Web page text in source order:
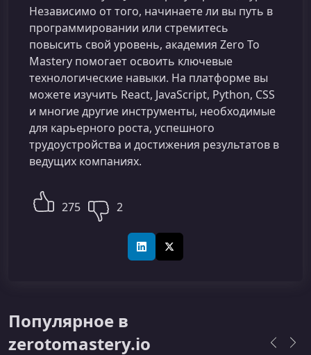
Независимо от того, начинаете ли вы путь в
программировании или стремитесь
повысить свой уровень, академия Zero To
Mastery помогает освоить ключевые
технологические навыки. На платформе вы
можете изучить React, JavaScript, Python, CSS
и многие другие инструменты, необходимые
для карьерного роста, успешного
трудоустройства и достижения результатов в
ведущих компаниях.
275 2
LinkedInX (Twitter)
Популярное в
zerotomastery.io